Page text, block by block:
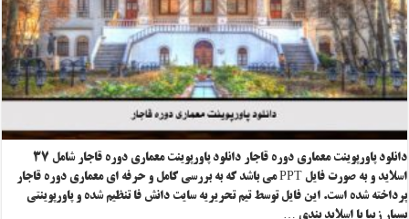
دانلود پاورپوینت معماری دوره قاجار دانلود پاورپوینت معماری دوره قاجار شامل ۳۷
اسلاید و به صورت فایل PPT می باشد که به بررسی کامل و حرفه ای معماری دوره قاجار
پرداخته شده است. این فایل توسط تیم تحریریه سایت دانش فا تنظیم شده و پاورپوینتی
بسیار زیبا با اسلاید بندی …